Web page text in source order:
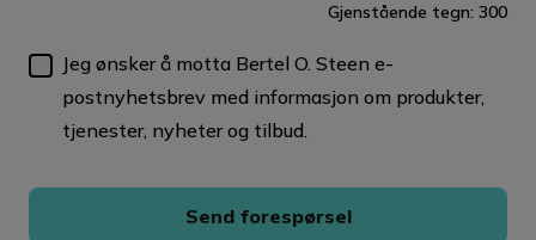
Gjenstående tegn: 300
Jeg ønsker å motta Bertel O. Steen e-
postnyhetsbrev med informasjon om produkter,
tjenester, nyheter og tilbud.
Send forespørsel